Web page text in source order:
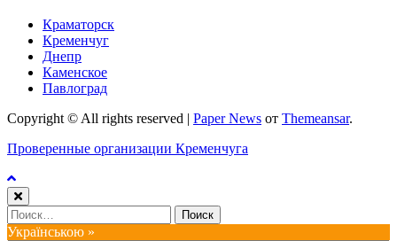
Краматорск
Кременчуг
Днепр
Каменское
Павлоград
Copyright © All rights reserved | Paper News от Themeansar.
Проверенные организации Кременчуга
Найти:
Українською »